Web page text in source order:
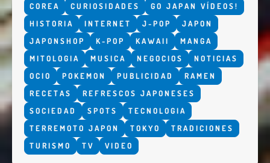
COREA
CURIOSIDADES
GO JAPAN VÍDEOS!
HISTORIA
INTERNET J-POP
JAPON
JAPONSHOP
K-POP KAWAII
MANGA
MITOLOGIA
MUSICA NEGOCIOS
NOTICIAS
OCIO
POKEMON PUBLICIDAD
RAMEN
RECETAS
REFRESCOS JAPONESES
SOCIEDAD
SPOTS
TECNOLOGIA
TERREMOTO JAPON
TOKYO
TRADICIONES
TURISMO
TV VIDEO